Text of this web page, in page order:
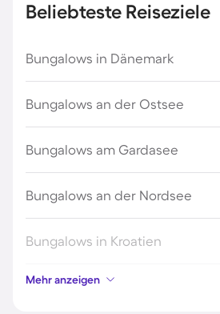
Beliebteste Reiseziele
Bungalows in Dänemark
Bungalows an der Ostsee
Bungalows am Gardasee
Bungalows an der Nordsee
Bungalows in Kroatien
Bungalows auf Fehmarn
Mehr anzeigen